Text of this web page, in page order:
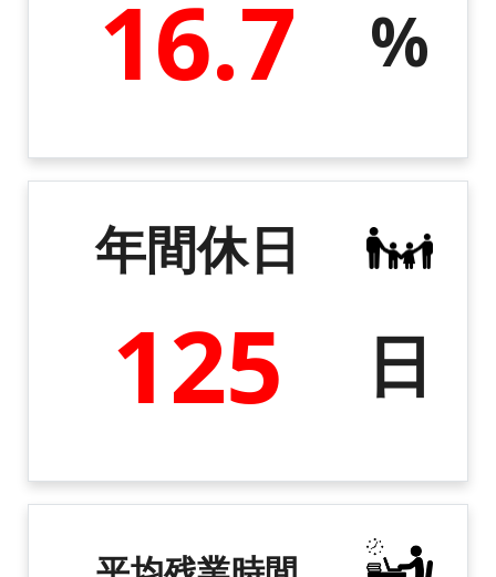
16.7 %
年間休日
125 日